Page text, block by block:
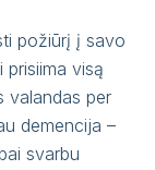
požiūrį į savo
prisiima visą
valandas per
demencija –
svarbu